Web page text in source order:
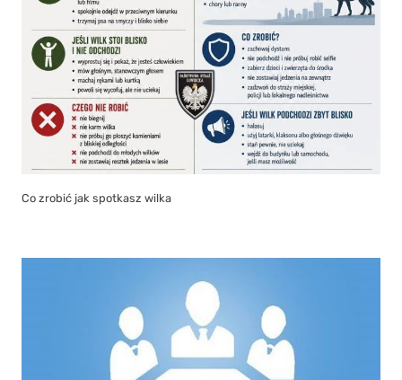
Co zrobić jak spotkasz wilka